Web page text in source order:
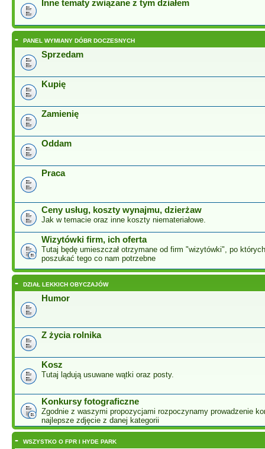
Inne tematy związane z tym działem
- PANEL WYMIANY DÓBR DOCZESNYCH
Sprzedam
Kupię
Zamienię
Oddam
Praca
Ceny usług, koszty wynajmu, dzierżaw
Jak w temacie oraz inne koszty niemateriałowe.
Wizytówki firm, ich oferta
Tutaj będę umieszczał otrzymane od firm "wizytówki", po
poszukać tego co nam potrzebne
- DZIAŁ LEKKICH OBYCZAJÓW
Humor
Z życia rolnika
Kosz
Tutaj lądują usuwane wątki oraz posty.
Konkursy fotograficzne
Zgodnie z waszymi propozycjami rozpoczynamy prowadzenie
najlepsze zdjęcie z danej kategorii
- WSZYSTKO O FPR I HYDE PARK